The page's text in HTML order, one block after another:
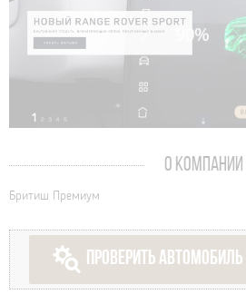
О КОМПАНИИ
Бритиш Премиум
ПРОВЕРИТЬ